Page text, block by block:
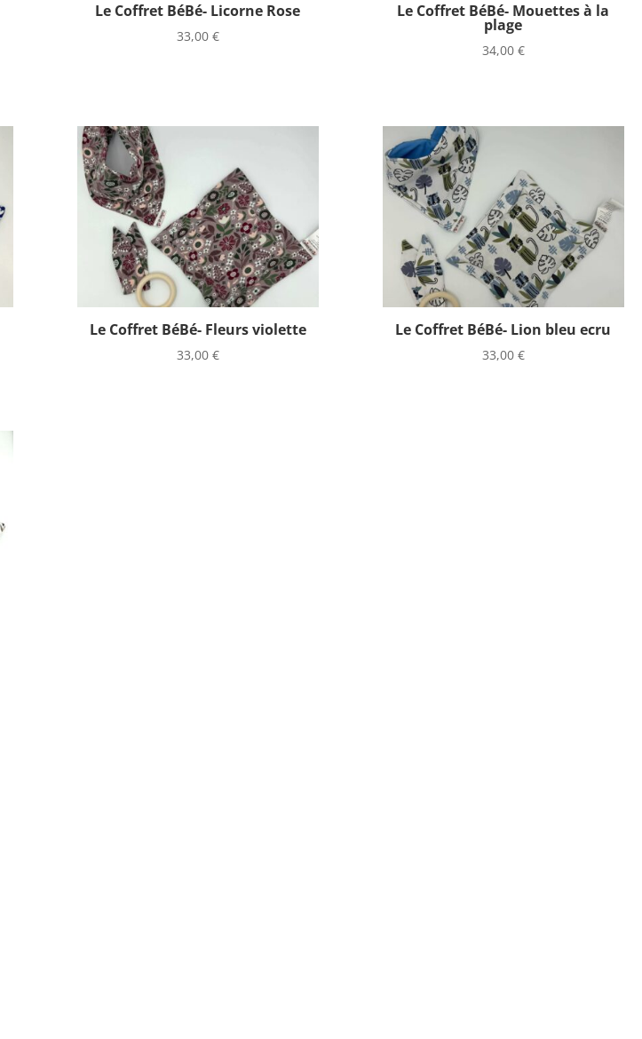
Le Coffret BéBé- Licorne Rose
33,00 €
Le Coffret BéBé- Mouettes à la
plage
34,00 €
Le Coffret BéBé- Fleurs violette
33,00 €
Le Coffret BéBé- Lion bleu ecru
33,00 €